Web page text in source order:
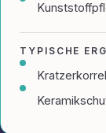
TYPISCHE